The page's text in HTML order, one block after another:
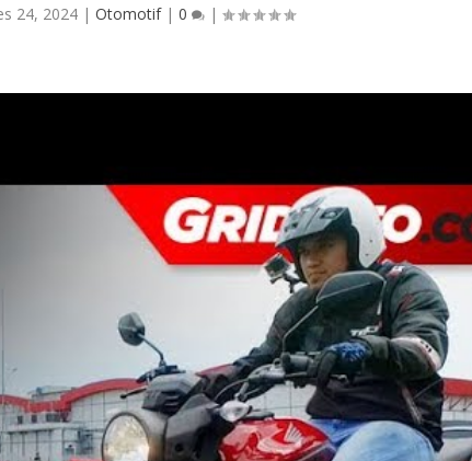
24, 2024 |Otomotif|0 |